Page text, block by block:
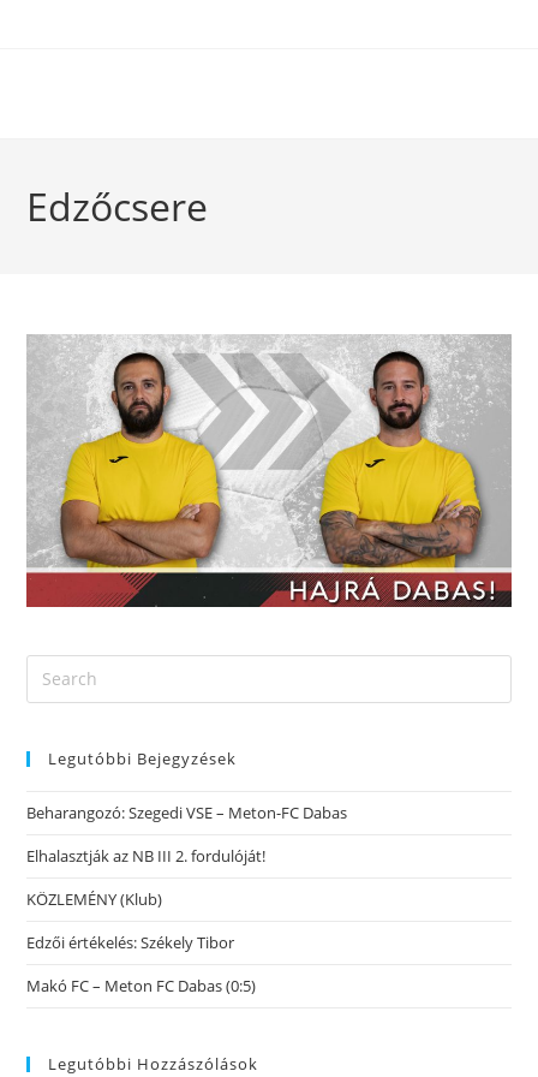
Edzőcsere
Legutóbbi Bejegyzések
Beharangozó: Szegedi VSE – Meton-FC Dabas
Elhalasztják az NB III 2. fordulóját!
KÖZLEMÉNY (Klub)
Edzői értékelés: Székely Tibor
Makó FC – Meton FC Dabas (0:5)
Legutóbbi Hozzászólások